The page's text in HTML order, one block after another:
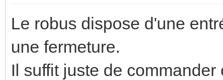
Le robus dispose d'une
une fermeture.
Il suffit juste de